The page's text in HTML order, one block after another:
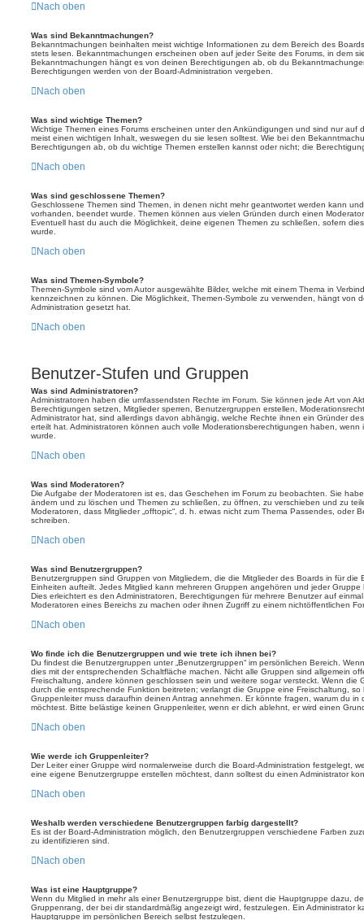
Nach oben
Was sind Bekanntmachungen?
Bekanntmachungen beinhalten meist wichtige Informationen zu dem Bereich des
stets lesen. Bekanntmachungen erscheinen oben auf jeder Seite des Forums, in dem
Bekanntmachungen hängt es von deinen Berechtigungen ab, ob du
Berechtigungen werden von der Board-Administration vergeben.
Nach oben
Was sind wichtige Themen?
Wichtige Themen eines Forums erscheinen unter den Ankündigungen und sind nur auf
meist einen wichtigen Inhalt, weswegen du sie lesen solltest. Wie bei den
Berechtigungen ab, ob du wichtige Themen erstellen kannst oder nicht; die
Nach oben
Was sind geschlossene Themen?
Geschlossene Themen sind Themen, in denen nicht mehr geantwortet werden kann
vorhanden, beendet wurde. Themen können aus vielen Gründen durch einen
Eventuell hast du auch die Möglichkeit, deine eigenen Themen zu schließen, sofern
wurde.
Nach oben
Was sind Themen-Symbole?
Themen-Symbole sind vom Autor ausgewählte Bilder, welche mit einem Thema in
kennzeichnen zu können. Die Möglichkeit, Themen-Symbole zu verwenden, hängt von
Administration gesetzt hat.
Nach oben
Benutzer-Stufen und Gruppen
Was sind Administratoren?
Administratoren haben die umfassendsten Rechte im Forum. Sie können jede Art von
Berechtigungen setzen, Mitglieder sperren, Benutzergruppen erstellen,
Administrator hat, sind allerdings davon abhängig, welche Rechte ihnen ein Gründer
erteilt hat. Administratoren können auch volle Moderationsberechtigungen haben,
wurde.
Nach oben
Was sind Moderatoren?
Die Aufgabe der Moderatoren ist es, das Geschehen im Forum zu beobachten. Sie
ändern und zu löschen und Themen zu schließen, zu öffnen, zu verschieben und zu
Moderatoren, dass Mitglieder „offtopic“, d. h. etwas nicht zum Thema Passendes, oder
schreiben.
Nach oben
Was sind Benutzergruppen?
Benutzergruppen sind Gruppen von Mitgliedern, die die Mitglieder des Boards in für die
Einheiten aufteilt. Jedes Mitglied kann mehreren Gruppen angehören und jeder
Dies erleichtert es den Administratoren, Berechtigungen für mehrere Benutzer auf
Moderatoren eines Bereichs zu machen oder ihnen Zugriff zu einem nichtöffentlichen
Nach oben
Wo finde ich die Benutzergruppen und wie trete ich ihnen bei?
Du findest die Benutzergruppen unter „Benutzergruppen“ im persönlichen Bereich.
dies mit der entsprechenden Schaltfläche machen. Nicht alle Gruppen sind allgemein
Freischaltung, andere können geschlossen sein und weitere sogar versteckt. Wenn die
durch die entsprechende Funktion beitreten; verlangt die Gruppe eine Freischaltung,
Gruppenleiter muss daraufhin deinen Antrag annehmen. Er könnte fragen, warum du in
möchtest. Bitte belästige keinen Gruppenleiter, wenn er dich ablehnt, er wird einen
Nach oben
Wie werde ich Gruppenleiter?
Der Leiter einer Gruppe wird normalerweise durch die Board-Administration festgelegt,
eine eigene Benutzergruppe erstellen möchtest, dann solltest du einen Administrator
Nach oben
Weshalb werden verschiedene Benutzergruppen farbig dargestellt?
Es ist der Board-Administration möglich, den Benutzergruppen verschiedene Farben
zu identifizieren sind.
Nach oben
Was ist eine Hauptgruppe?
Wenn du Mitglied in mehr als einer Benutzergruppe bist, dient die Hauptgruppe dazu,
Gruppenrang, der bei dir standardmäßig angezeigt wird, festzulegen. Ein Administrator
Hauptgruppe im persönlichen Bereich selbst festzulegen.